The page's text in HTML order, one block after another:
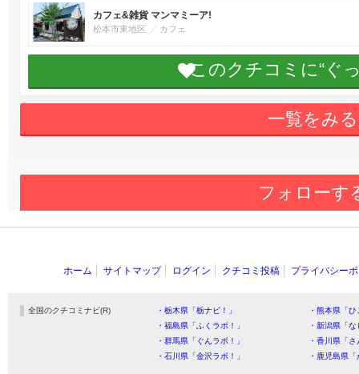
カフェ&雑貨 マンマミーア!
松本市東地区 カフェ
このクチコミに“ぐ
一覧をみる
フォローす
ホーム サイトマップ ログイン クチコミ投稿 プライバシー
全国のクチコミナビ(R) ・栃木県「栃ナビ！」
・熊本県「
・福島県「ふくラボ！」
・新潟県「
・群馬県「ぐんラボ！」
・香川県「
・石川県「金沢ラボ！」
・鹿児島県